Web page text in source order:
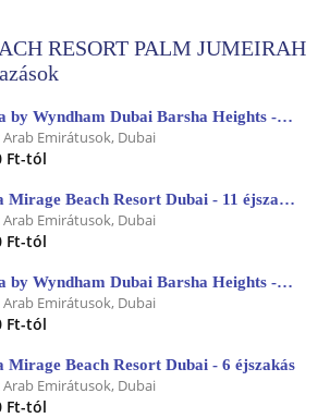
RESORT PALM JUMEIRAH
Ramada by Wyndham Dubai Barsha Heights - 7 éjszakás
Arab Emirátusok, Dubai
Ft-tól
Centara Mirage Beach Resort Dubai - 11 éjszakás
Arab Emirátusok, Dubai
Ft-tól
Ramada by Wyndham Dubai Barsha Heights - 5 éjszakás
Arab Emirátusok, Dubai
Ft-tól
Mirage Beach Resort Dubai - 6 éjszakás
Arab Emirátusok, Dubai
Ft-tól